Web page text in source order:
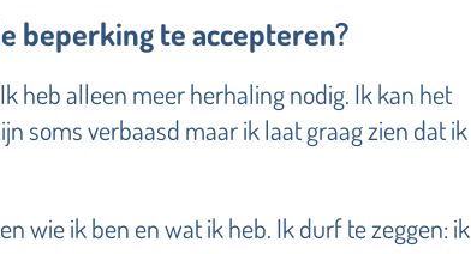
beperking te accepteren?
heb alleen meer herhaling nodig. Ik kan het
soms verbaasd maar ik laat graag zien dat ik
wie ik ben en wat ik heb. Ik durf te zeggen: ik